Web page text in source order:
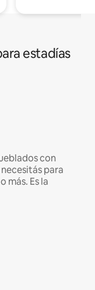
estadías
con
para
más. Es la